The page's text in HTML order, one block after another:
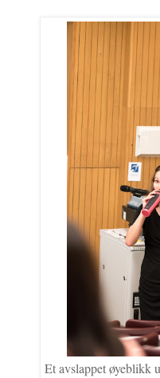
Et avslappet øyeblikk